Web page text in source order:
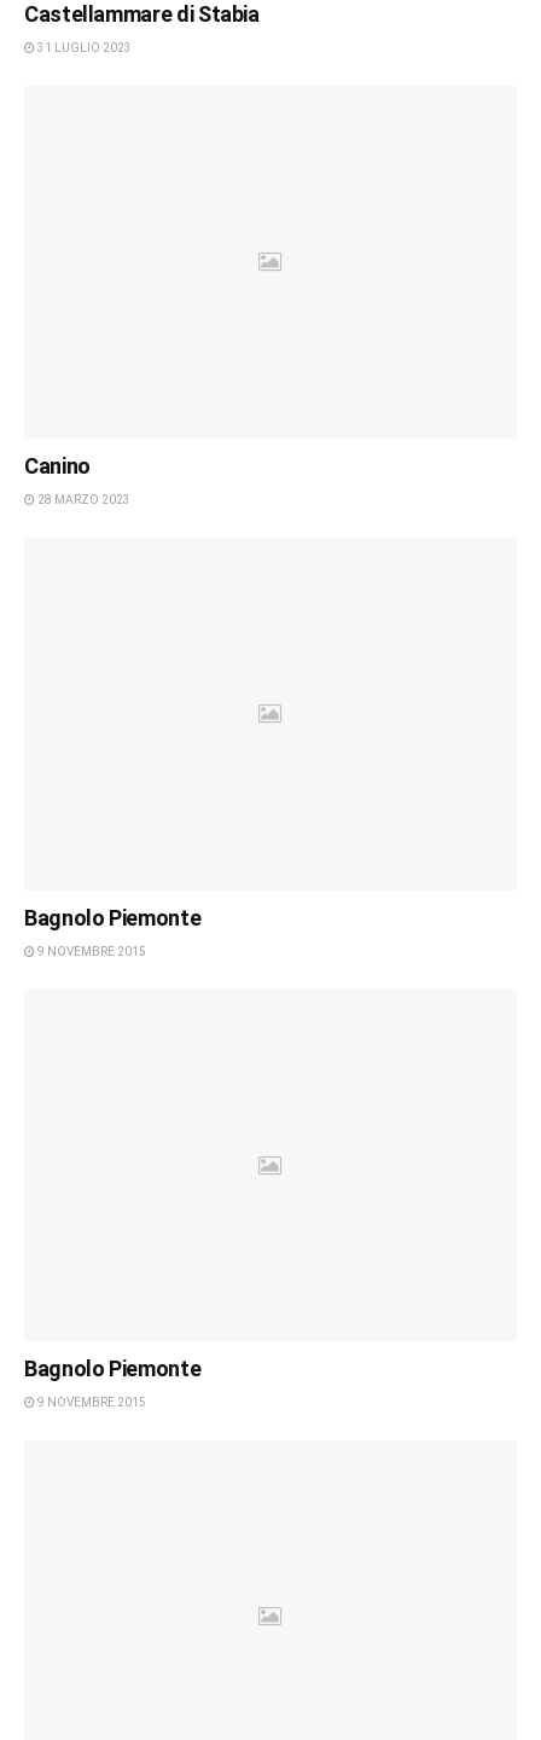
Castellammare di Stabia
31 LUGLIO 2023
Canino
28 MARZO 2023
Bagnolo Piemonte
9 NOVEMBRE 2015
Bagnolo Piemonte
9 NOVEMBRE 2015